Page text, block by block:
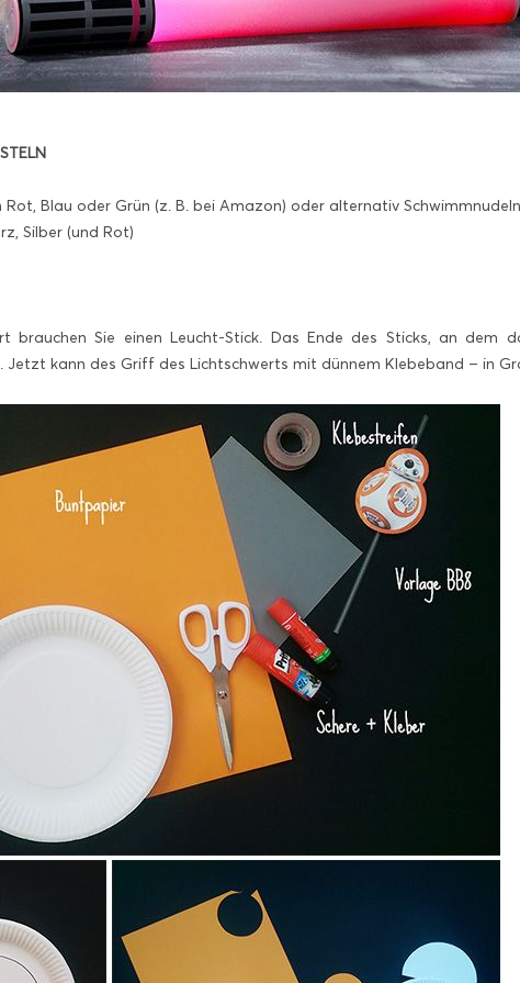
Rot, Blau oder Grün (z. B. bei Amazon) oder alternativ
Silber (und Rot)
brauchen Sie einen Leucht-Stick. Das Ende des Sticks, an dem
Jetzt kann des Griff des Lichtschwerts mit dünnem Klebeband – in